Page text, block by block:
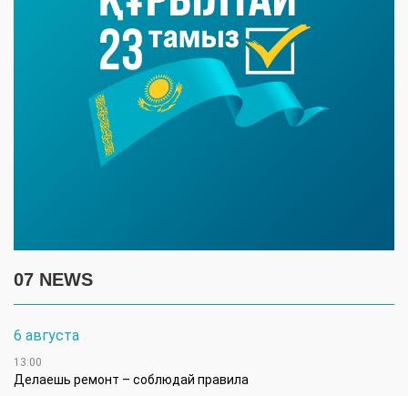
07 NEWS
6 августа
13:00
Делаешь ремонт – соблюдай правила